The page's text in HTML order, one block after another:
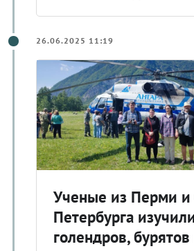
26.06.2025 11:19
Ученые из Перми и
Петербурга
голендров,